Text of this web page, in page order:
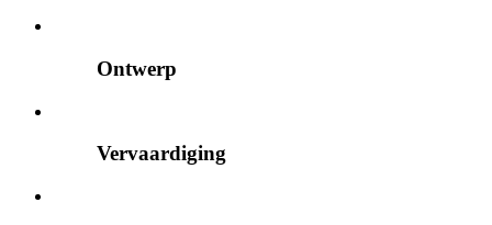
Ontwerp
Vervaardiging